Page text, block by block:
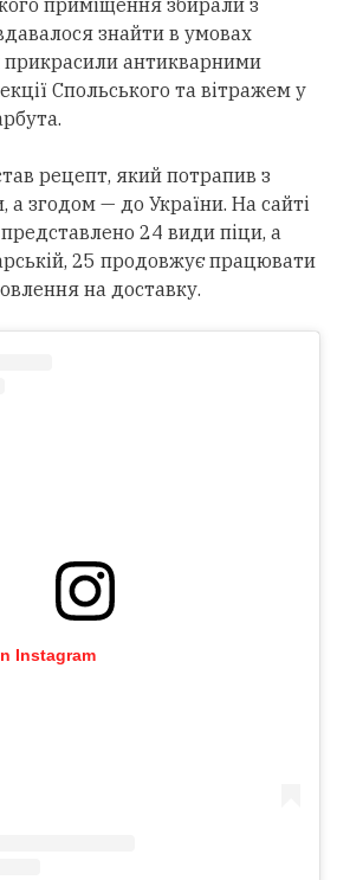
приміщення збирали з
знайти в умовах
прикрасили антикварними
Спольського та вітражем у
рецепт, який потрапив з
а згодом — до України. На сайті
представлено 24 види піци, а
25 продовжує працювати
на доставку.
Instagram